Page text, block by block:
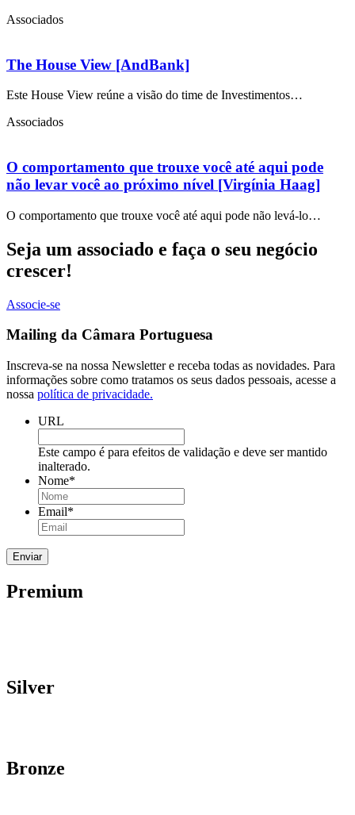
Associados
The House View [AndBank]
Este House View reúne a visão do time de Investimentos…
Associados
O comportamento que trouxe você até aqui pode
não levar você ao próximo nível [Virgínia Haag]
O comportamento que trouxe você até aqui pode não levá-lo…
Seja um associado e faça o seu negócio
crescer!
Associe-se
Mailing da Câmara Portuguesa
Inscreva-se na nossa Newsletter e receba todas as novidades. Para
informações sobre como tratamos os seus dados pessoais, acesse a
nossa política de privacidade.
URL
Este campo é para efeitos de validação e deve ser mantido
inalterado.
Nome*
Email*
Premium
Silver
Bronze